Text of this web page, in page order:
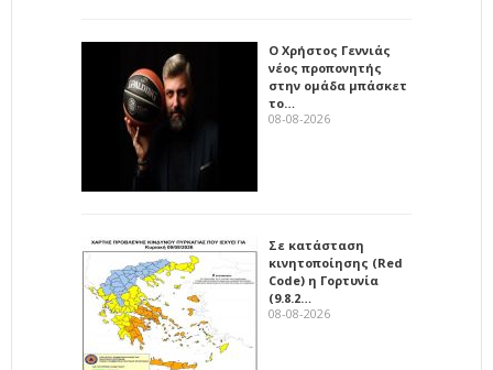
Ο Χρήστος Γεννιάς
νέος προπονητής
στην ομάδα μπάσκετ
το…
08-08-2026
Σε κατάσταση
κινητοποίησης (Red
Code) η Γορτυνία
(9.8.2…
08-08-2026